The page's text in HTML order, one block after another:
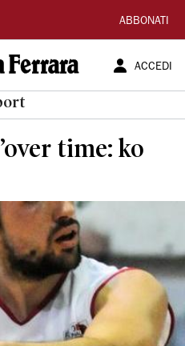
ABBONATI
ACCEDI
time: ko